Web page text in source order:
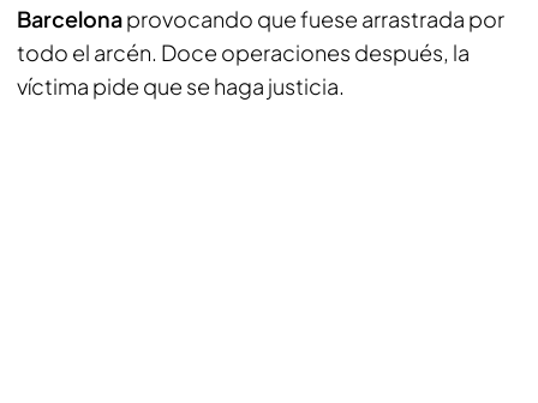
Barcelonaprovocando que fuese arrastrada por
todo el arcén. Doce operaciones después, la
víctima pide que se haga justicia.